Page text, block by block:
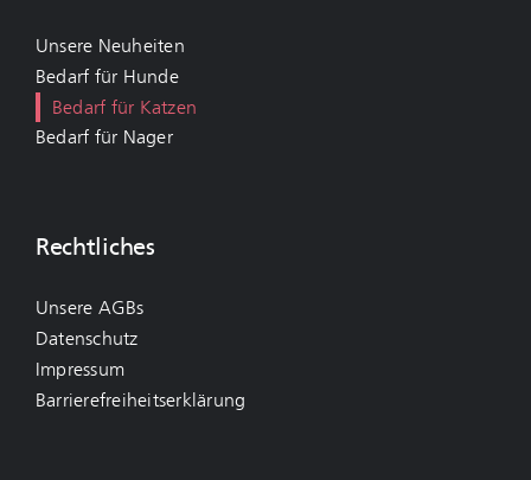
Unsere Neuheiten
Bedarf für Hunde
Bedarf für Katzen
Bedarf für Nager
Rechtliches
Unsere AGBs
Datenschutz
Impressum
Barrierefreiheitserklärung